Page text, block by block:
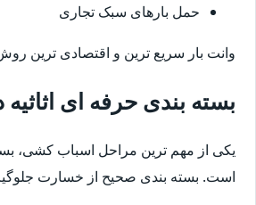
حمل بارهای سبک تجاری
وانت بار سریع ترین و اقتصادی ترین
بسته بندی حرفه ای
یکی از مهم ترین مراحل اسباب کشی،
است. بسته بندی صحیح از خسارت